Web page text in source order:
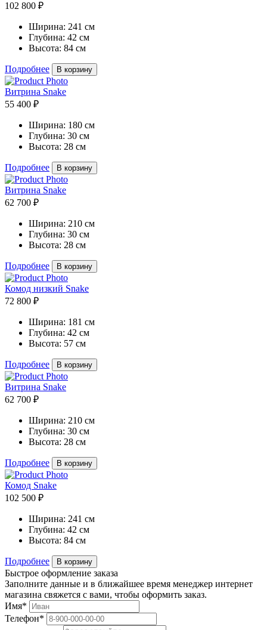
102 800 ₽
Ширина: 241 см
Глубина: 42 см
Высота: 84 см
Подробнее В корзину
Витрина Snake
55 400 ₽
Ширина: 180 см
Глубина: 30 см
Высота: 28 см
Подробнее В корзину
Витрина Snake
62 700 ₽
Ширина: 210 см
Глубина: 30 см
Высота: 28 см
Подробнее В корзину
Комод низкий Snake
72 800 ₽
Ширина: 181 см
Глубина: 42 см
Высота: 57 см
Подробнее В корзину
Витрина Snake
62 700 ₽
Ширина: 210 см
Глубина: 30 см
Высота: 28 см
Подробнее В корзину
Комод Snake
102 500 ₽
Ширина: 241 см
Глубина: 42 см
Высота: 84 см
Подробнее В корзину
Быстрое оформление заказа
Заполните данные и в ближайшее время менеджер интернет
магазина свяжется с вами, чтобы оформить заказ.
Имя*
Телефон*